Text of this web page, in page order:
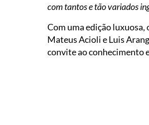
com tantos e tão variados
Com uma edição
Mateus Acioli e Luis
convite ao conhecimento